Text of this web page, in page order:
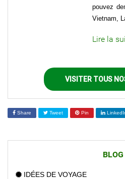
pouvez
Vietnam,
Lire la
VISITER TOUS
Share Tweet Pin
BLOG
IDÉES DE VOYAGE